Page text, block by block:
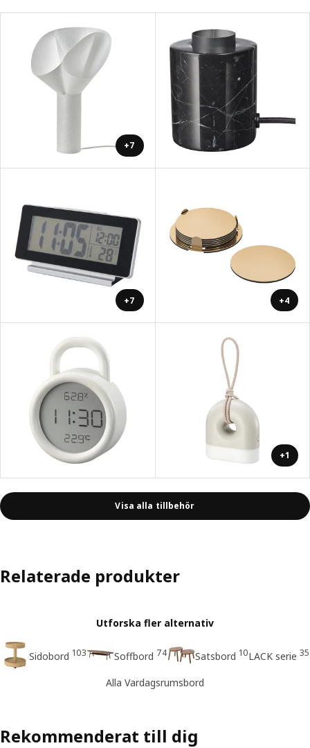
+7
+7 +4
+1
Visa alla tillbehör
Relaterade produkter
Utforska fler alternativ
Sidobord 103 Soffbord 74 Satsbord 10LACK serie 35
Alla Vardagsrumsbord
Rekommenderat till dig